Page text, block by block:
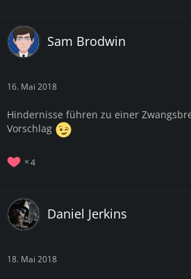
Sam Brodwin
16. Mai 2018
Hindernisse führen zu einer
Vorschlag
4
Daniel Jerkins
18. Mai 2018